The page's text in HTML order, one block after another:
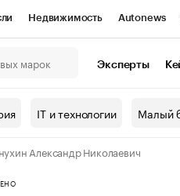
Недвижимость Autonews
контрагентов
Эксперты
IT и технологии Малый
Александр Николаевич